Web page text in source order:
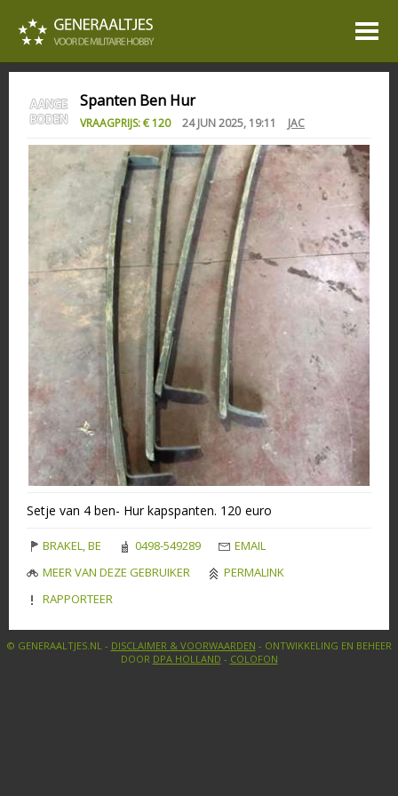
Spanten Ben Hur
VRAAGPRIJS: € 120 24 JUN 2025, 19:11 JAC
Setje van 4 ben- Hur kapspanten. 120 euro
BRAKEL, BE 0498-549289
EMAIL
MEER VAN DEZE GEBRUIKER
PERMALINK
RAPPORTEER
© GENERAALTJES.NL - DISCLAIMER & VOORWAARDEN - ONTWIKKELING EN BEHEER
DOOR DPA HOLLAND - COLOFON